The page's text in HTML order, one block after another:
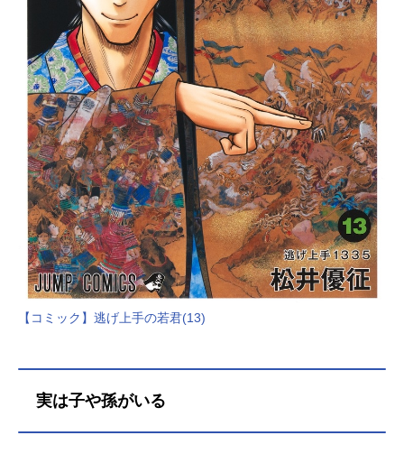
【コミック】逃げ上手の若君(13)
実は子や孫がいる